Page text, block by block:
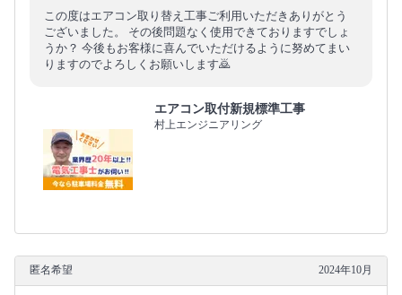
この度はエアコン取り替え工事ご利用いただきありがとう
ございました。 その後問題なく使用できておりますでしょ
うか？ 今後もお客様に喜んでいただけるように努めてまい
りますのでよろしくお願いします🙇
エアコン取付新規標準工事
村上エンジニアリング
匿名希望 2024年10月